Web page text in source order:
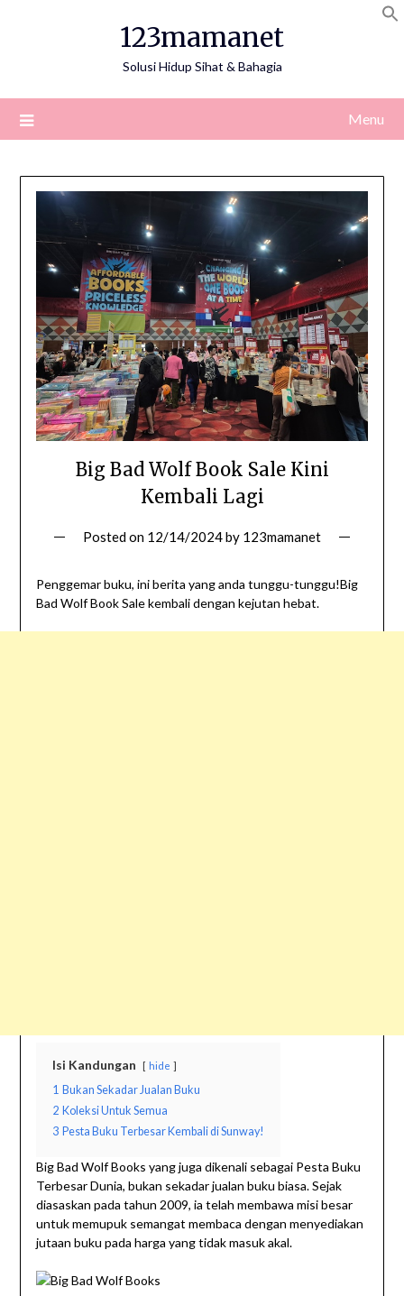
123mamanet
Solusi Hidup Sihat & Bahagia
Menu
Big Bad Wolf Book Sale Kini
Kembali Lagi
Posted on 12/14/2024by 123mamanet
Penggemar buku, ini berita yang anda tunggu-tunggu!Big
Bad Wolf Book Sale kembali dengan kejutan hebat.
Isi Kandungan hide
1 Bukan Sekadar Jualan Buku
2 Koleksi Untuk Semua
3 Pesta Buku Terbesar Kembali di Sunway!
Big Bad Wolf Books yang juga dikenali sebagai Pesta Buku
Terbesar Dunia, bukan sekadar jualan buku biasa. Sejak
diasaskan pada tahun 2009, ia telah membawa misi besar
untuk memupuk semangat membaca dengan menyediakan
jutaan buku pada harga yang tidak masuk akal.